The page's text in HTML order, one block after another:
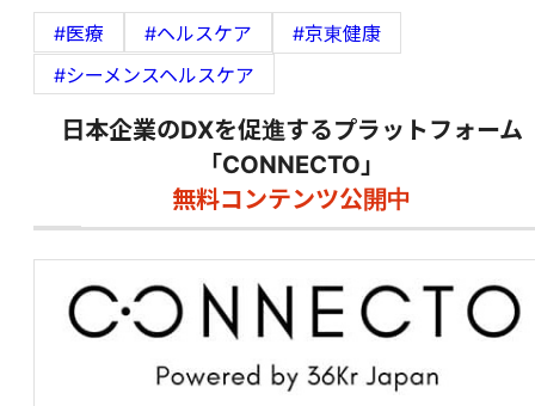
#医療 #ヘルスケア
#京東健康
#シーメンスヘルスケア
日本企業のDXを促進するプラットフォーム
「CONNECTO」
無料コンテンツ公開中